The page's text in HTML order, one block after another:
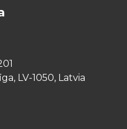
LV-1050, Latvia